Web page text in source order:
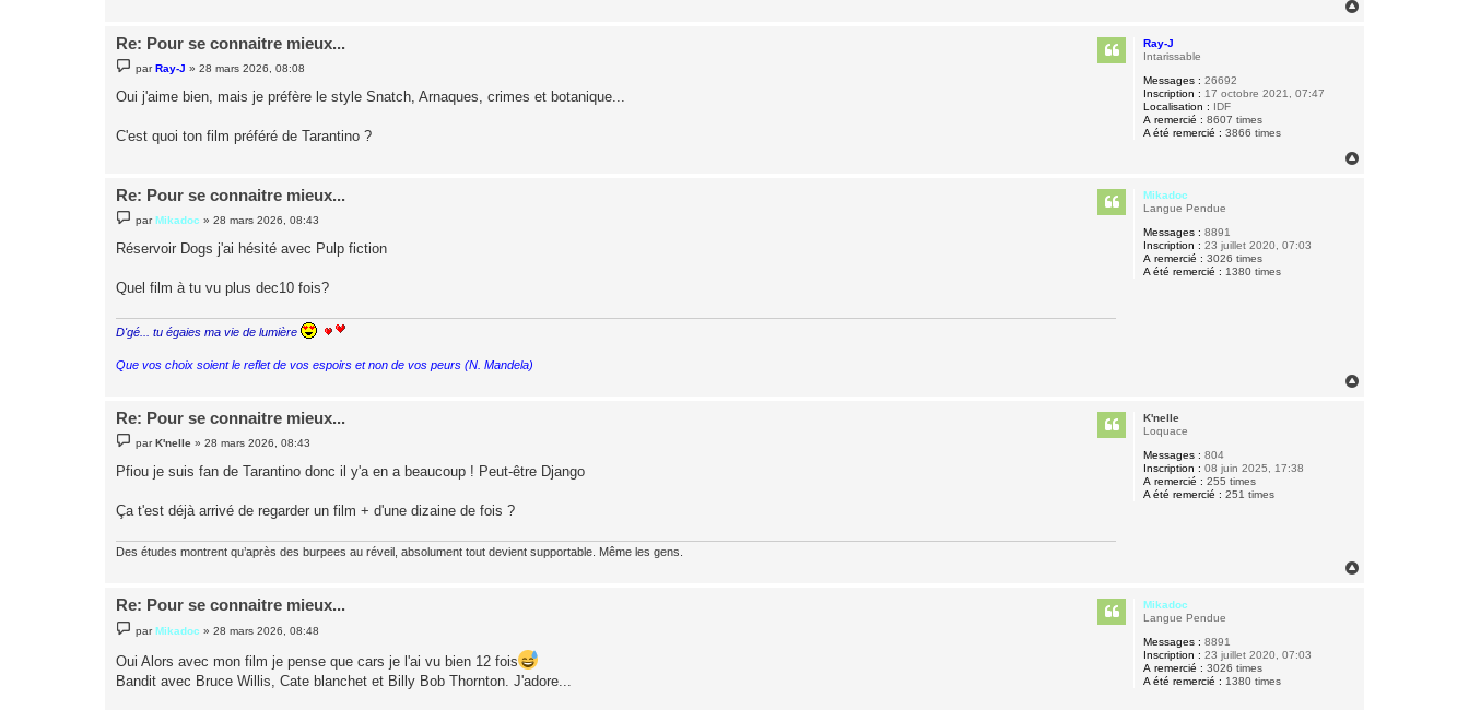
Ray-J
Intarissable
Messages : 26692
Inscription : 17 octobre 2021, 07:47
Localisation : IDF
A remercié : 8607 times
A été remercié : 3866 times
Re: Pour se connaitre mieux...
e
s
s
e
parRay-J »28 mars 2026, 08:08
Oui j'aime bien, mais je préfère le style Snatch, Arnaques, crimes et botanique...
C'est quoi ton film préféré de Tarantino ?
Mikadoc
Langue Pendue
Messages : 8891
Inscription : 23 juillet 2020, 07:03
A remercié : 3026 times
A été remercié : 1380 times
Re: Pour se connaitre mieux...
e
s
s
e
parMikadoc »28 mars 2026, 08:43
Réservoir Dogs j'ai hésité avec Pulp fiction
Quel film à tu vu plus dec10 fois?
D'gé... tu égaies ma vie de lumière
Que vos choix soient le reflet de vos espoirs et non de vos peurs (N. Mandela)
K'nelle
Loquace
Messages : 804
Inscription : 08 juin 2025, 17:38
A remercié : 255 times
A été remercié : 251 times
Re: Pour se connaitre mieux...
e
s
s
e
par K'nelle »28 mars 2026, 08:43
Pfiou je suis fan de Tarantino donc il y'a en a beaucoup ! Peut-être Django
Ça t'est déjà arrivé de regarder un film + d'une dizaine de fois ?
Des études montrent qu’après des burpees au réveil, absolument tout devient supportable. Même les gens.
Mikadoc
Langue Pendue
Messages : 8891
Inscription : 23 juillet 2020, 07:03
A remercié : 3026 times
A été remercié : 1380 times
Re: Pour se connaitre mieux...
e
s
a
parMikadoc »28 mars 2026, 08:48
Oui Alors avec mon film je pense que cars je l'ai vu bien 12 fois
Bandit avec Bruce Willis, Cate blanchet et Billy Bob Thornton. J'adore...